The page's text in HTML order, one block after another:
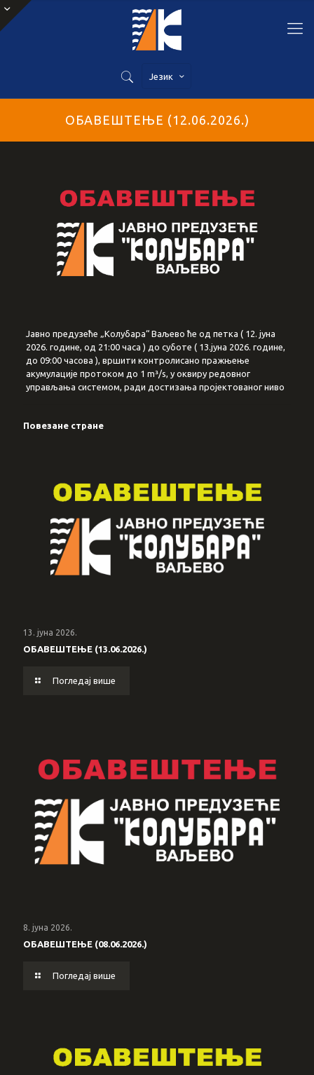
Језик
ОБАВЕШТЕЊЕ (12.06.2026.)
Јавно предузеће „Колубара“ Ваљево ће од петка ( 12. јуна
2026. године, од 21:00 часа ) до суботе ( 13.јуна 2026. године,
до 09:00 часова ), вршити контролисано пражњење
акумулације протоком до 1 m³/s, у оквиру редовног
управљања системом, ради достизања пројектованог ниво
Повезане стране
13. јуна 2026.
ОБАВЕШТЕЊЕ (13.06.2026.)
Погледај више
8. јуна 2026.
ОБАВЕШТЕЊЕ (08.06.2026.)
Погледај више